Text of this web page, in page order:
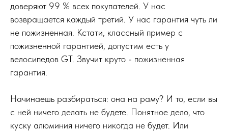
доверяют 99 % всех покупателей. У нас
возвращается каждый третий. У нас гарантия чуть ли
не пожизненная. Кстати, классный пример с
пожизненной гарантией, допустим есть у
велосипедов GT. Звучит круто - пожизненная
гарантия.
Начинаешь разбираться: она на раму? И то, если вы
с ней ничего делать не будете. Понятное дело, что
куску алюминия ничего никогда не будет. Или